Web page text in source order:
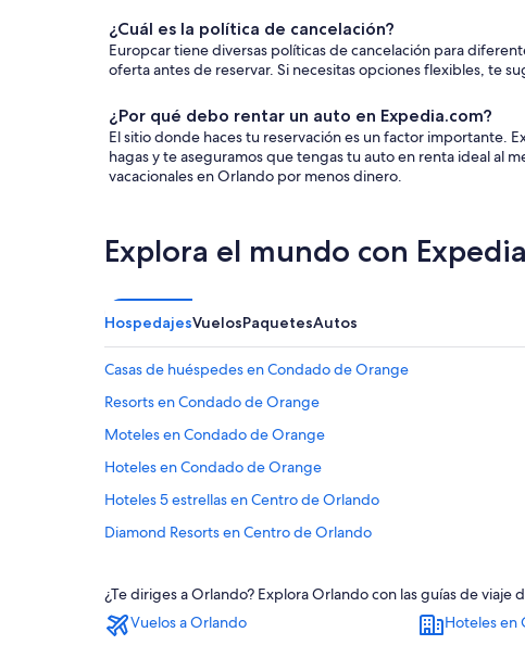
¿Cuál es la política de cancelación?
Europcar tiene diversas políticas de cancelación para
oferta antes de reservar. Si necesitas opciones flexibles, te
¿Por qué debo rentar un auto en Expedia.com?
El sitio donde haces tu reservación es un factor importante.
hagas y te aseguramos que tengas tu auto en renta ideal al
vacacionales en Orlando por menos dinero.
Explora el mundo con Expedia
HospedajesVuelosPaquetesAutos
Casas de huéspedes en Condado de Orange
Resorts en Condado de Orange
Moteles en Condado de Orange
Hoteles en Condado de Orange
Hoteles 5 estrellas en Centro de Orlando
Diamond Resorts en Centro de Orlando
Hoteles para ir de compras en Centro de Orlando
Hoteles de negocios en Centro de Orlando
¿Te diriges a Orlando? Explora Orlando con las guías de
Vuelos a Orlando
Hoteles en